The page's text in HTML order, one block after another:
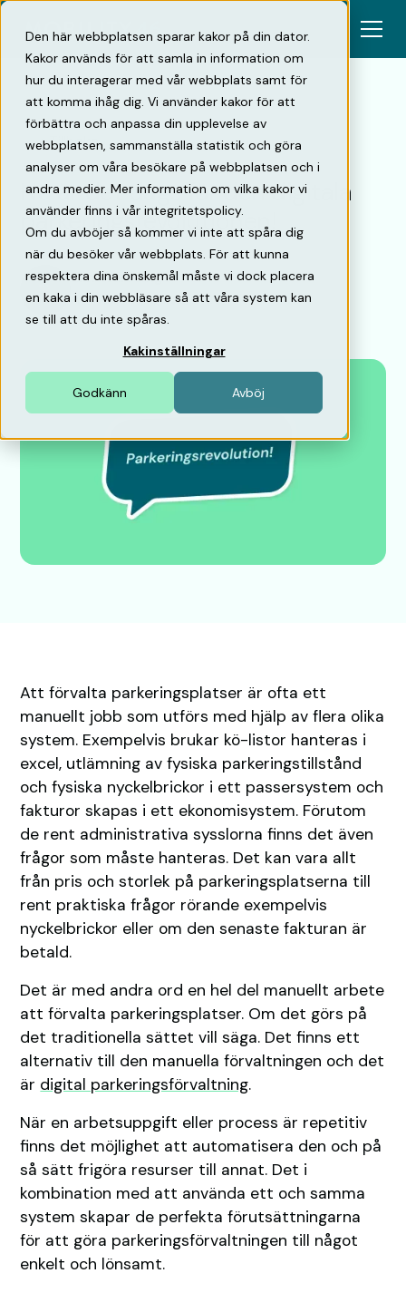
Den här webbplatsen sparar kakor på din dator.
Kakor används för att samla in information om
hur du interagerar med vår webbplats samt för
att komma ihåg dig. Vi använder kakor för att
förbättra och anpassa din upplevelse av
webbplatsen, sammanställa statistik och göra
analyser om våra besökare på webbplatsen och i
andra medier. Mer information om vilka kakor vi
använder finns i vår integritetspolicy.
Om du avböjer så kommer vi inte att spåra dig
när du besöker vår webbplats. För att kunna
respektera dina önskemål måste vi dock placera
en kaka i din webbläsare så att våra system kan
se till att du inte spåras.
Kakinställningar
Godkänn Avböj
Tillbaka
Nu är det dags för den digitala
parkeringsrevolutionen!
Elin Warfvinge
Marketing Manager •12/10/20
Att förvalta parkeringsplatser är ofta ett
manuellt jobb som utförs med hjälp av flera olika
system. Exempelvis brukar kö-listor hanteras i
excel, utlämning av fysiska parkeringstillstånd
och fysiska nyckelbrickor i ett passersystem och
fakturor skapas i ett ekonomisystem. Förutom
de rent administrativa sysslorna finns det även
frågor som måste hanteras. Det kan vara allt
från pris och storlek på parkeringsplatserna till
rent praktiska frågor rörande exempelvis
nyckelbrickor eller om den senaste fakturan är
betald.
Det är med andra ord en hel del manuellt arbete
att förvalta parkeringsplatser. Om det görs på
det traditionella sättet vill säga. Det finns ett
alternativ till den manuella förvaltningen och det
är digital parkeringsförvaltning.
När en arbetsuppgift eller process är repetitiv
finns det möjlighet att automatisera den och på
så sätt frigöra resurser till annat. Det i
kombination med att använda ett och samma
system skapar de perfekta förutsättningarna
för att göra parkeringsförvaltningen till något
enkelt och lönsamt.